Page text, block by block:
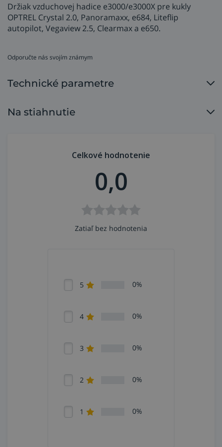
Držiak vzduchovej hadice e3000/e3000X pre kukly
OPTREL Crystal 2.0, Panoramaxx, e684, Liteflip
autopilot, Vegaview 2.5, Clearmax a e650.
Odporučte nás svojím známym
Technické parametre
Na stiahnutie
Celkové hodnotenie
0,0
Zatiaľ bez hodnotenia
5 0%
4 0%
3 0%
2 0%
1 0%